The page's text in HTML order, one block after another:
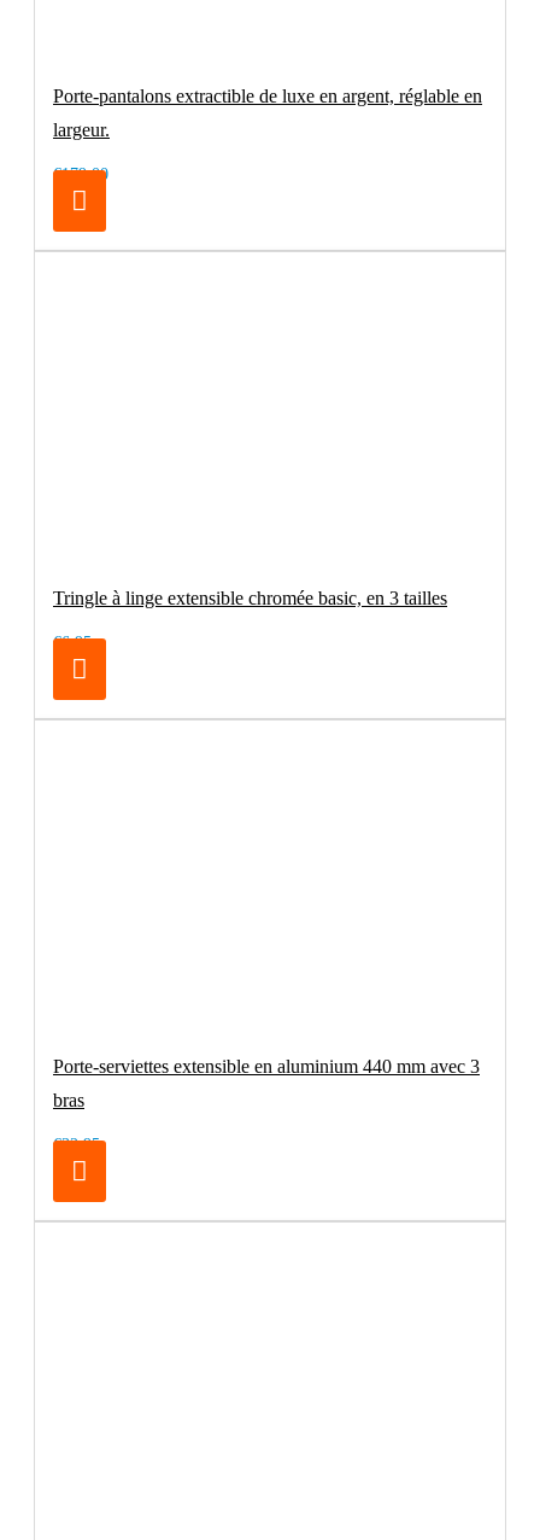
Porte-pantalons extractible de luxe en argent, réglable en
largeur.
€179.00
Tringle à linge extensible chromée basic, en 3 tailles
€6.95
Porte-serviettes extensible en aluminium 440 mm avec 3
bras
€32.95